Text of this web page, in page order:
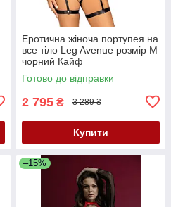
Еротична жіноча портупея на
все тіло Leg Avenue розмір M
чорний Кайф
Готово до відправки
2 795 ₴ 3 289 ₴
Купити
–15%